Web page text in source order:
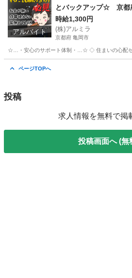
アルバイト
とバックアップ☆ 京都
時給1,300円
(株)アルミラ
京都府 亀岡市
☆…・安心のサポート体制・…☆ ◇ 住まいの心配ゼ
ページTOPへ
投稿
求人情報を無料で掲
投稿画面へ (無